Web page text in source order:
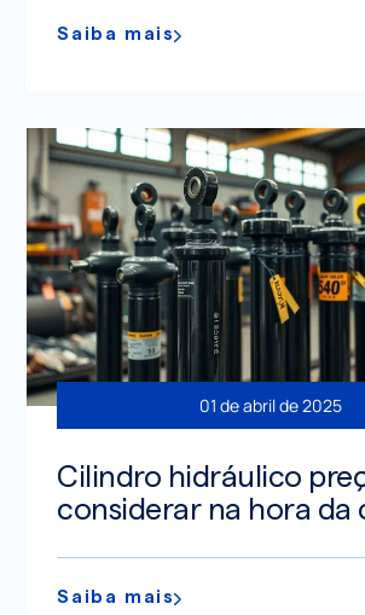
Saiba mais
01 de abril de 2025
Cilindro hidráulico
considerar na hora da
Saiba mais